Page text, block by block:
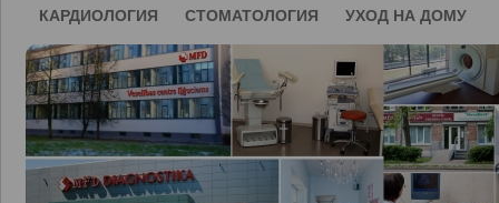
КАРДИОЛОГИЯ
СТОМАТОЛОГИЯ УХОД НА ДОМУ